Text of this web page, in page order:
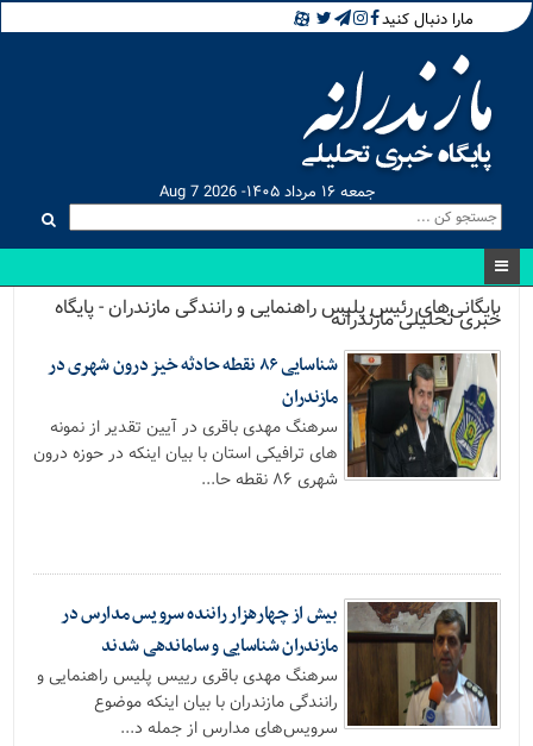
مارا دنبال کنید
جمعه ۱۶ مرداد ۱۴۰۵- Aug 7 2026
بایگانی‌های رئیس پلیس راهنمایی و رانندگی مازندران - پایگاه
خبری تحلیلی مازندرانه
شناسایی ۸۶ نقطه حادثه خیز درون شهری در
مازندران
سرهنگ مهدی باقری در آیین تقدیر از نمونه
های ترافیکی استان با بیان اینکه در حوزه درون
شهری ۸۶ نقطه حا...
بیش از چهارهزار راننده سرویس مدارس در
مازندران شناسایی و ساماندهی شدند
سرهنگ مهدی باقری رییس پلیس راهنمایی و
رانندگی مازندران با بیان اینکه موضوع
سرویس‌های مدارس از جمله د...